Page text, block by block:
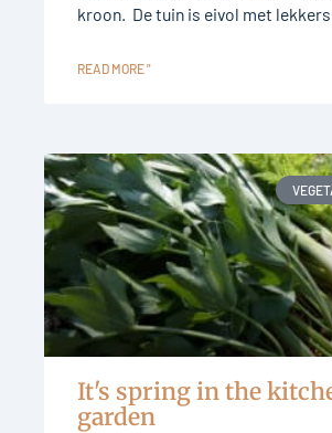
kroon. De tuin is eivol met
READ MORE "
It's spring in the
garden